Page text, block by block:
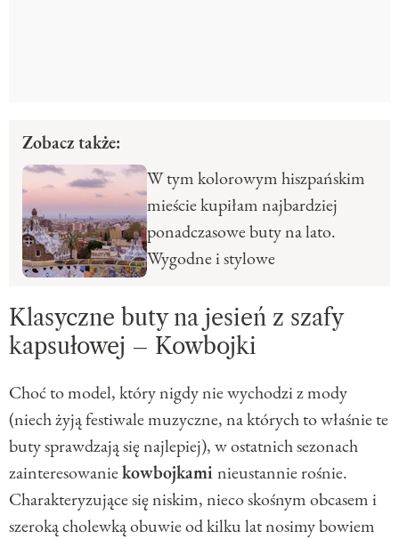
Zobacz także:
W tym kolorowym hiszpańskim
mieście kupiłam najbardziej
ponadczasowe buty na lato.
Wygodne i stylowe
Klasyczne buty na jesień z szafy
kapsułowej – Kowbojki
Choć to model, który nigdy nie wychodzi z mody
(niech żyją festiwale muzyczne, na których to właśnie te
buty sprawdzają się najlepiej), w ostatnich sezonach
zainteresowaniekowbojkami nieustannie rośnie.
Charakteryzujące się niskim, nieco skośnym obcasem i
szeroką cholewką obuwie od kilku lat nosimy bowiem